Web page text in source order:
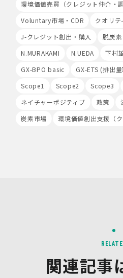
当社は、サービス向上のために
Analyticsを利用することがあ
Analyticsを利用しますと、
イト訪問履歴を収集、記録、分
Google社からその分析結果を
録、分析された利用者様の情報
Google社により同社のプライバ
管理されます。
ないデータに不可逆変換した上
て照合を行い、その結果に基づ
以外の目的で利用することはあ
環境価値売買（クレジット仲介・調
Voluntary市場・CDR
クオリテ
J-クレジット創出・購入
脱炭
N.MURAKAMI
N.UEDA 下村
GX-BPO basic
GX-ETS (排出
Scope1
Scope2 Scope3
ネイチャーポジティブ
政策
炭素市場
環境価値創出支援（
関連記事